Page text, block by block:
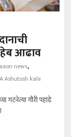
आढाव
news,
Ashutosh kale
गटनेत्या गौरी पहाडे